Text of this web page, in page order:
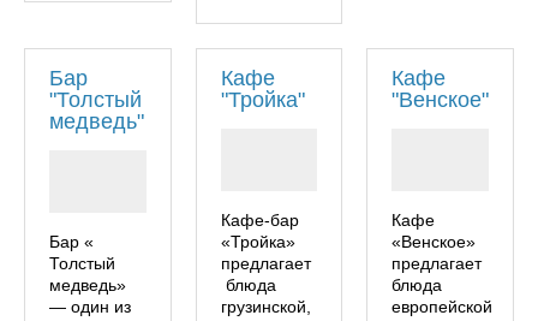
Бар
"Толстый
медведь"
Бар «
Толстый
медведь»
— один из
Кафе
"Тройка"
Кафе-бар
«Тройка»
предлагает
блюда
грузинской,
Кафе
"Венское"
Кафе
«Венское»
предлагает
блюда
европейской